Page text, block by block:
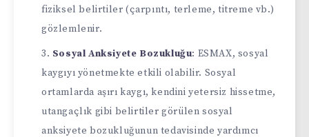
fiziksel belirtiler (çarpıntı, terleme, titreme vb.)
gözlemlenir.
Sosyal Anksiyete Bozukluğu: ESMAX, sosyal
kaygıyı yönetmekte etkili olabilir. Sosyal
ortamlarda aşırı kaygı, kendini yetersiz hissetme,
utangaçlık gibi belirtiler görülen sosyal
anksiyete bozukluğunun tedavisinde yardımcı